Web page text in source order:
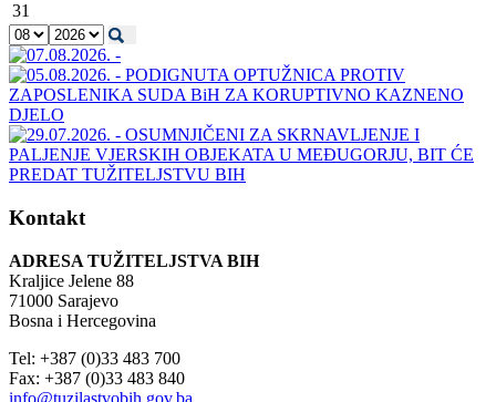
31
Kontakt
ADRESA TUŽITELJSTVA BIH
Kraljice Jelene 88
71000 Sarajevo
Bosna i Hercegovina
Tel: +387 (0)33 483 700
Fax: +387 (0)33 483 840
info@tuzilastvobih.gov.ba